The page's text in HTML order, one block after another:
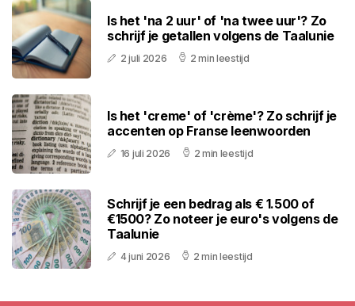
Is het 'na 2 uur' of 'na twee uur'? Zo
schrijf je getallen volgens de Taalunie
2 juli 2026 2 min leestijd
Is het 'creme' of 'crème'? Zo schrijf je
accenten op Franse leenwoorden
16 juli 2026 2 min leestijd
Schrijf je een bedrag als € 1.500 of
€1500? Zo noteer je euro's volgens de
Taalunie
4 juni 2026 2 min leestijd